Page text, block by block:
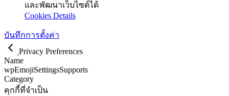
และพัฒนาเว็บไซต์ได้
Cookies Details
บันทึกการตั้งค่า
Privacy Preferences
Name
wpEmojiSettingsSupports
Category
คุกกี้ที่จำเป็น